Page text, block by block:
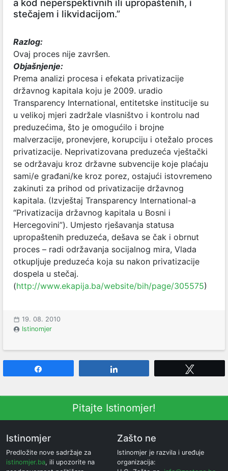
a kod neperspektivnih ili upropaštenih, i
stečajem i likvidacijom.”
Razlog:
Ovaj proces nije završen.
Objašnjenje:
Prema analizi procesa i efekata privatizacije
državnog kapitala koju je 2009. uradio
Transparency International, entitetske institucije su
u velikoj mjeri zadržale vlasništvo i kontrolu nad
preduzećima, što je omogućilo i brojne
malverzacije, pronevjere, korupciju i otežalo proces
privatizacije. Neprivatizovana preduzeća vještački
se održavaju kroz državne subvencije koje plaćaju
sami/e građani/ke kroz porez, ostajući istovremeno
zakinuti za prihod od privatizacije državnog
kapitala. (Izvještaj Transparency International-a
“Privatizacija državnog kapitala u Bosni i
Hercegovini”). Umjesto rješavanja statusa
upropaštenih preduzeća, dešava se čak i obrnut
proces – radi održavanja socijalnog mira, Vlada
otkupljuje preduzeća koja su nakon privatizacije
dospela u stečaj.
(http://www.ekapija.ba/website/bih/page/305575)
19. 08. 2010
Istinomjer
Pitajte Istinomjer!
Istinomjer
Predložite nove sadržaje za
istinomjer.ba, ili upozorite na
Zašto ne
Istinomjer je razvila i uređuje
organizacija: